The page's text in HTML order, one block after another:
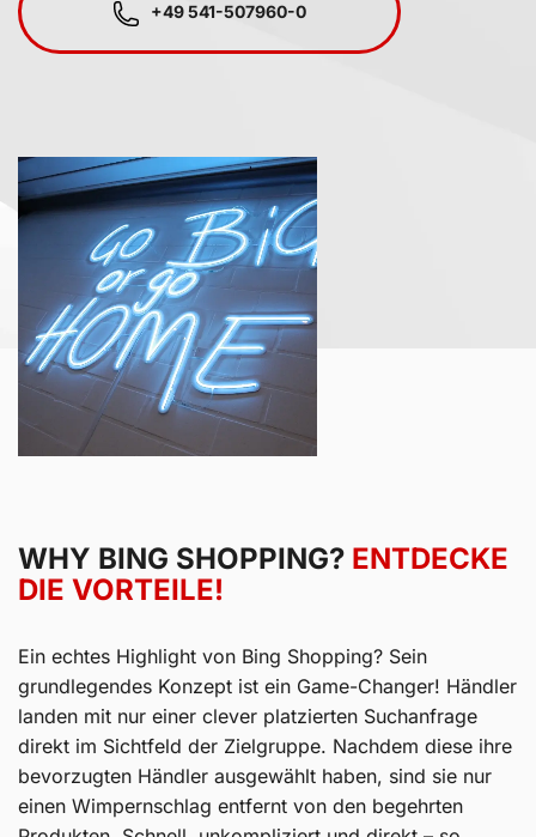
+49 541-507960-0
WHY BING SHOPPING? ENTDECKE
DIE VORTEILE!
Ein echtes Highlight von Bing Shopping? Sein
grundlegendes Konzept ist ein Game-Changer! Händler
landen mit nur einer clever platzierten Suchanfrage
direkt im Sichtfeld der Zielgruppe. Nachdem diese ihre
bevorzugten Händler ausgewählt haben, sind sie nur
einen Wimpernschlag entfernt von den begehrten